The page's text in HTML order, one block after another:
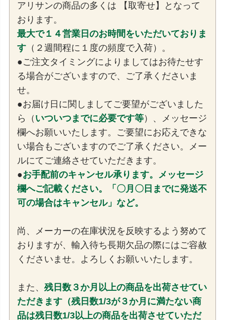
アリサンの商品の多くは 【取寄せ】となって
おります。
最大で１４営業日のお時間をいただいておりま
す （２週間程に１度の頻度で入荷）。
●ご注文タイミングによりましてはお待たせす
る場合がございますので、ご了承くださいま
せ。
●お届け日に関しましてご要望がございました
ら（ いついつまでに必要です等）、メッセージ
欄へお願いいたします。ご要望にお応えできな
い場合もございますのでご了承ください。メー
ルにてご連絡させていただきます。
●お手配前のキャンセル承ります。メッセージ
欄へご記載ください。「〇月〇日までに発送不
可の場合はキャンセル」など。
尚、メーカーの在庫状況を反映するよう努めて
おりますが、輸入待ち長期欠品の際にはご容赦
くださいませ。よろしくお願いいたします。
また、 残日数３か月以上の商品を出荷させてい
ただきます（残日数1/3が３か月に満たない商
品は残日数1/3以上の商品を出荷させていただ